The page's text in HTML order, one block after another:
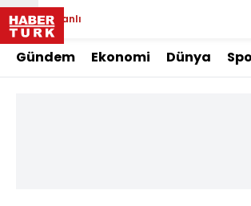
Canlı
Gündem Ekonomi Dünya